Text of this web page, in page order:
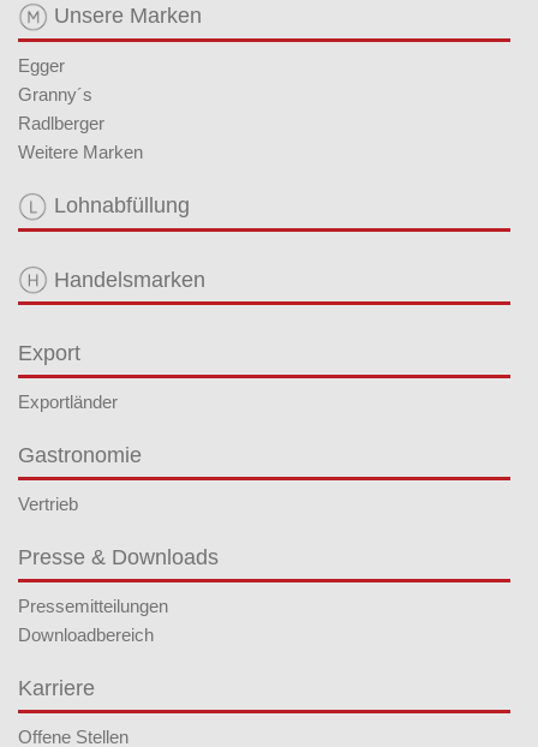
Unsere Marken
Egger
Granny´s
Radlberger
Weitere Marken
Lohnabfüllung
Handelsmarken
Export
Exportländer
Gastronomie
Vertrieb
Presse & Downloads
Pressemitteilungen
Downloadbereich
Karriere
Offene Stellen